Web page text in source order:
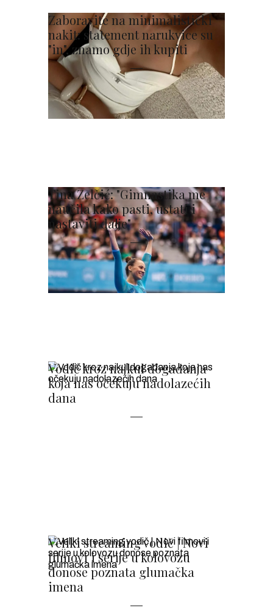
Zaboravite na minimalistički
nakit: statement narukvice su
"in", znamo gdje ih kupiti
Tina Zelčić: "Gimnastika me
naučila kako pasti, ustati i
nastaviti dalje"
Vodič kroz najkul događanja
koja nas očekuju nadolazećih
dana
Veliki streaming vodič | Novi
filmovi i serije u kolovozu
donose poznata glumačka
imena